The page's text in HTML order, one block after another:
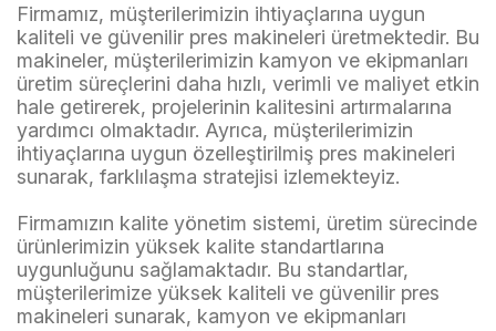
Firmamız, müşterilerimizin ihtiyaçlarına uygun
kaliteli ve güvenilir pres makineleri üretmektedir. Bu
makineler, müşterilerimizin kamyon ve ekipmanları
üretim süreçlerini daha hızlı, verimli ve maliyet etkin
hale getirerek, projelerinin kalitesini artırmalarına
yardımcı olmaktadır. Ayrıca, müşterilerimizin
ihtiyaçlarına uygun özelleştirilmiş pres makineleri
sunarak, farklılaşma stratejisi izlemekteyiz.
Firmamızın kalite yönetim sistemi, üretim sürecinde
ürünlerimizin yüksek kalite standartlarına
uygunluğunu sağlamaktadır. Bu standartlar,
müşterilerimize yüksek kaliteli ve güvenilir pres
makineleri sunarak, kamyon ve ekipmanları